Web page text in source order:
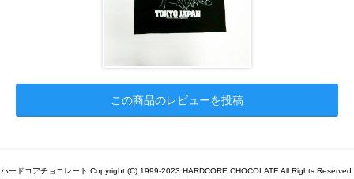
この商品のレビューを投稿
ハードコアチョコレート Copyright (C) 1999-2023 HARDCORE CHOCOLATE All Rights Reserved.